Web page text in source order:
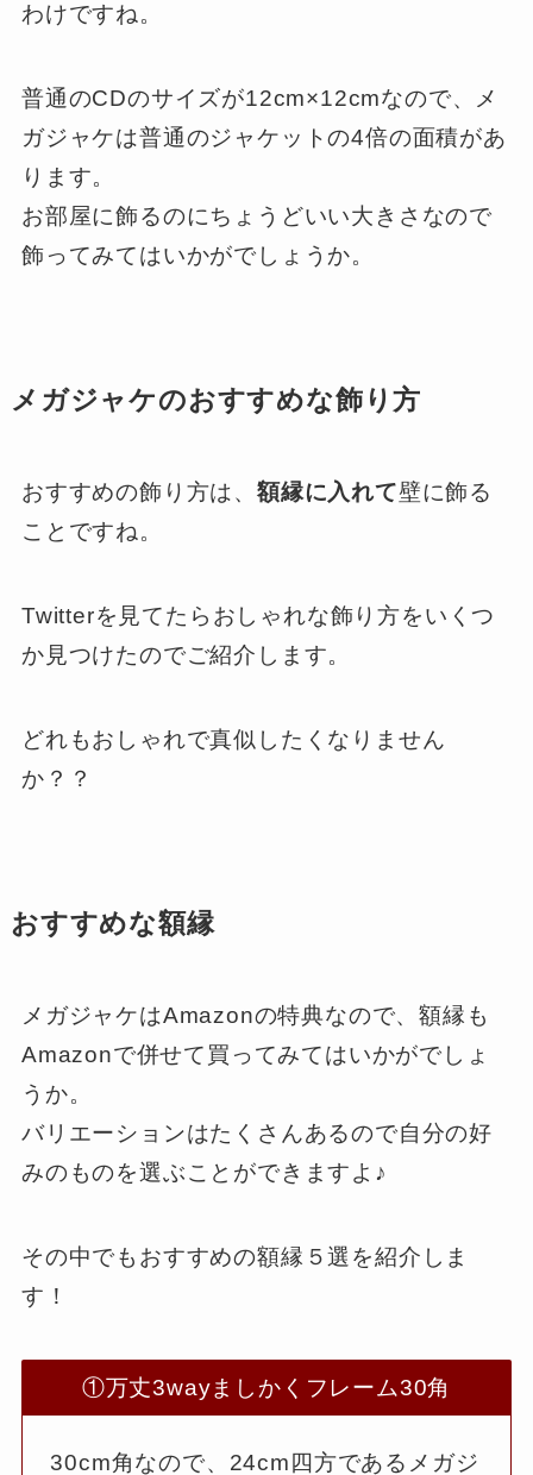
わけですね。
普通のCDのサイズが12cm×12cmなので、
メ
ガジャケは普通のジャケットの4倍の面積があ
ります。
お部屋に飾るのにちょうどいい大きさなので
飾ってみてはいかがでしょうか。
メガジャケのおすすめな飾り方
おすすめの飾り方は、 額縁に入れて壁に飾る
ことですね。
Twitterを見てたらおしゃれな飾り方をいくつ
か見つけたのでご紹介します。
どれもおしゃれで真似したくなりません
か？？
おすすめな額縁
メガジャケはAmazonの特典なので、額縁も
Amazonで併せて買ってみてはいかがでしょ
うか。
バリエーションはたくさんあるので自分の好
みのものを選ぶことができますよ♪
その中でもおすすめの額縁５選を紹介しま
す！
①万丈3wayましかくフレーム30角
30cm角なので、24cm四方であるメガジ